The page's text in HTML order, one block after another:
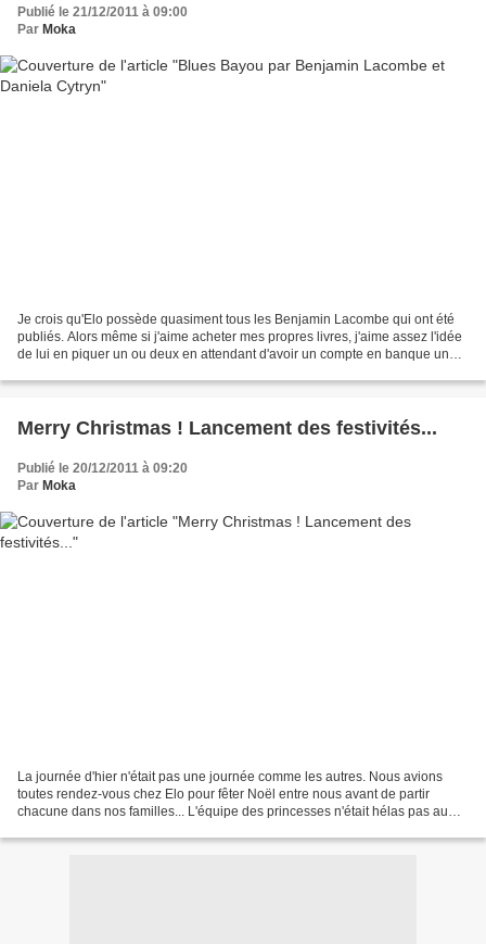
Publié le 21/12/2011 à 09:00
Par Moka
Je crois qu'Elo possède quasiment tous les Benjamin Lacombe qui ont été
publiés. Alors même si j'aime acheter mes propres livres, j'aime assez l'idée
de lui en piquer un ou deux en attendant d'avoir un compte en banque un
Merry Christmas ! Lancement des festivités...
Publié le 20/12/2011 à 09:20
Par Moka
La journée d'hier n'était pas une journée comme les autres. Nous avions
toutes rendez-vous chez Elo pour fêter Noël entre nous avant de partir
chacune dans nos familles... L'équipe des princesses n'était hélas pas au